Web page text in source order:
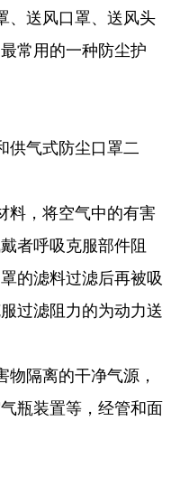
、送风口罩、送风头
常用的一种防尘护
供气式防尘口罩二
料，将空气中的有害
者呼吸克服部件阻
的滤料过滤后再被吸
过滤阻力的为动力送
隔离的干净气源，
瓶装置等，经管和面